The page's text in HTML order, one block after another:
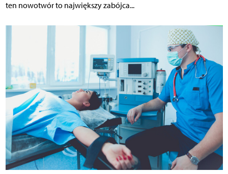
ten nowotwór to największy zabójca...